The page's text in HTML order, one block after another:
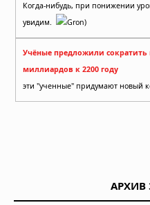
Когда-нибудь, при понижении
увидим.
Gron)
Учёные предложили сократить
миллиардов к 2200 году
эти "ученные" придумают новый
АРХИВ